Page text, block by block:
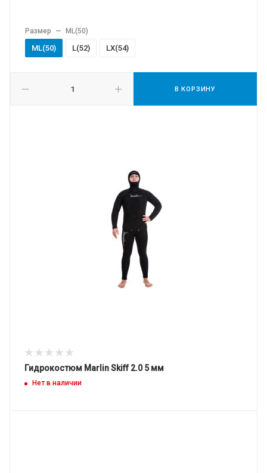
В КОРЗИНУ
Размер — МL(50)
МL(50) L(52) LХ(54)
Гидрокостюм Marlin Skiff 2.0 5 мм
Нет в наличии